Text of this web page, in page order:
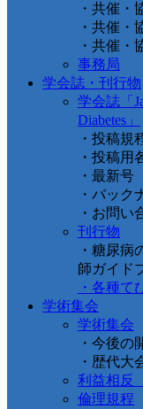
・共催・
・共催・
・共催・
事務局
学会誌・刊行物
学会誌「
Diabetes」
・投稿規
・投稿用
・最新号
・バック
・お問い
刊行物
・糖尿病
師ガイド
・各種て
学術集会
学術集会
・今後の
・歴代大
利益相反
倫理規程